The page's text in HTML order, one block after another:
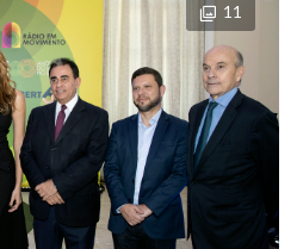
11